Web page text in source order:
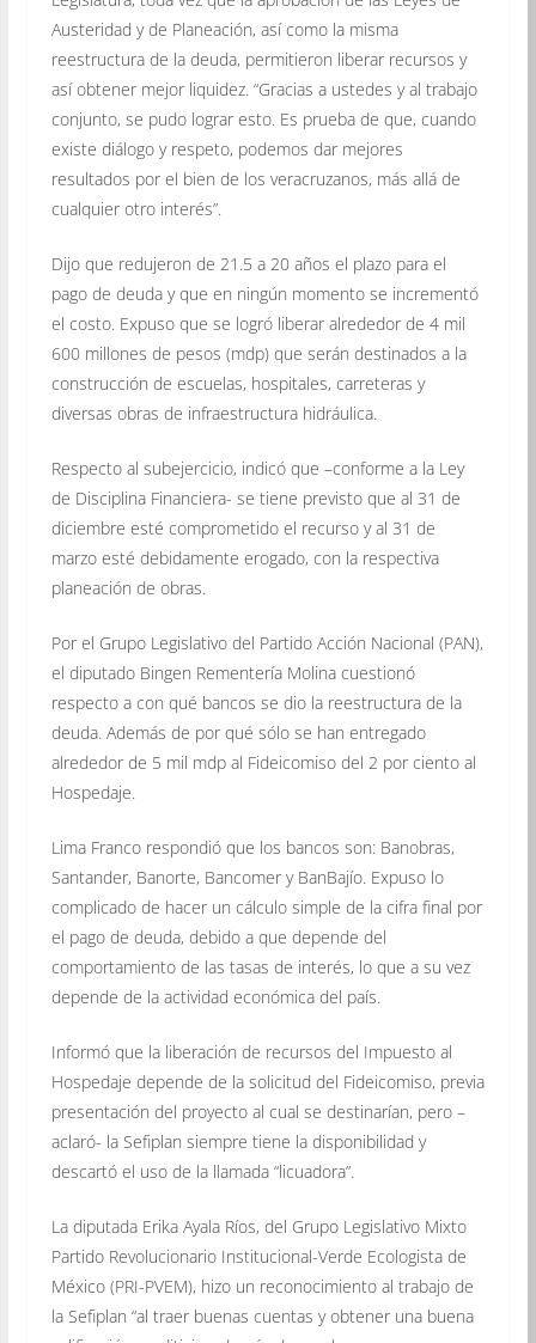
Austeridad y de Planeación, así como la misma
reestructura de la deuda, permitieron liberar recursos y
así obtener mejor liquidez. “Gracias a ustedes y al trabajo
conjunto, se pudo lograr esto. Es prueba de que, cuando
existe diálogo y respeto, podemos dar mejores
resultados por el bien de los veracruzanos, más allá de
cualquier otro interés”.
Dijo que redujeron de 21.5 a 20 años el plazo para el
pago de deuda y que en ningún momento se incrementó
el costo. Expuso que se logró liberar alrededor de 4 mil
600 millones de pesos (mdp) que serán destinados a la
construcción de escuelas, hospitales, carreteras y
diversas obras de infraestructura hidráulica.
Respecto al subejercicio, indicó que –conforme a la Ley
de Disciplina Financiera- se tiene previsto que al 31 de
diciembre esté comprometido el recurso y al 31 de
marzo esté debidamente erogado, con la respectiva
planeación de obras.
Por el Grupo Legislativo del Partido Acción Nacional (PAN),
el diputado Bingen Rementería Molina cuestionó
respecto a con qué bancos se dio la reestructura de la
deuda. Además de por qué sólo se han entregado
alrededor de 5 mil mdp al Fideicomiso del 2 por ciento al
Hospedaje.
Lima Franco respondió que los bancos son: Banobras,
Santander, Banorte, Bancomer y BanBajío. Expuso lo
complicado de hacer un cálculo simple de la cifra final por
el pago de deuda, debido a que depende del
comportamiento de las tasas de interés, lo que a su vez
depende de la actividad económica del país.
Informó que la liberación de recursos del Impuesto al
Hospedaje depende de la solicitud del Fideicomiso, previa
presentación del proyecto al cual se destinarían, pero –
aclaró- la Sefiplan siempre tiene la disponibilidad y
descartó el uso de la llamada “licuadora”.
La diputada Erika Ayala Ríos, del Grupo Legislativo Mixto
Partido Revolucionario Institucional-Verde Ecologista de
México (PRI-PVEM), hizo un reconocimiento al trabajo de
la Sefiplan “al traer buenas cuentas y obtener una buena